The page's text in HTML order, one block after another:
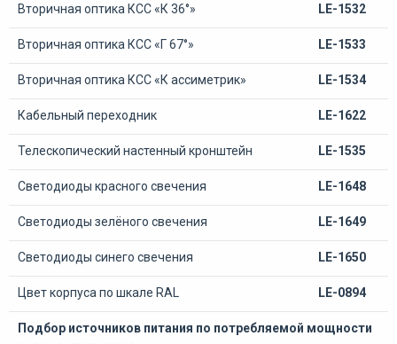
Вторичная оптика КСС «К 36°» LE-1532
Вторичная оптика КСС «Г 67°» LE-1533
Вторичная оптика КСС «К ассиметрик» LE-1534
Кабельный переходник LE-1622
Телескопический настенный кронштейн LE-1535
Светодиоды красного свечения LE-1648
Светодиоды зелёного свечения LE-1649
Светодиоды синего свечения LE-1650
Цвет корпуса по шкале RAL LE-0894
Подбор источников питания по потребляемой мощности